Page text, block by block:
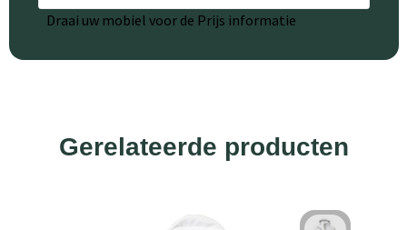
Draai uw mobiel voor de Prijs informatie
Gerelateerde producten